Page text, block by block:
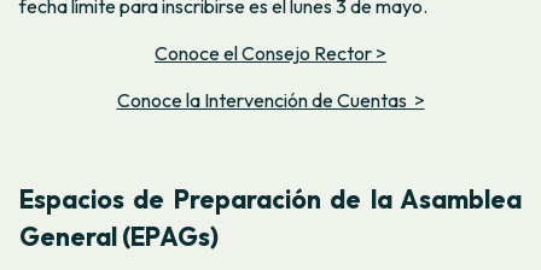
fecha límite para inscribirse es el lunes 3 de mayo.
Conoce el Consejo Rector >
Conoce la Intervención de Cuentas >
Espacios de Preparación de la Asamblea
General (EPAGs)